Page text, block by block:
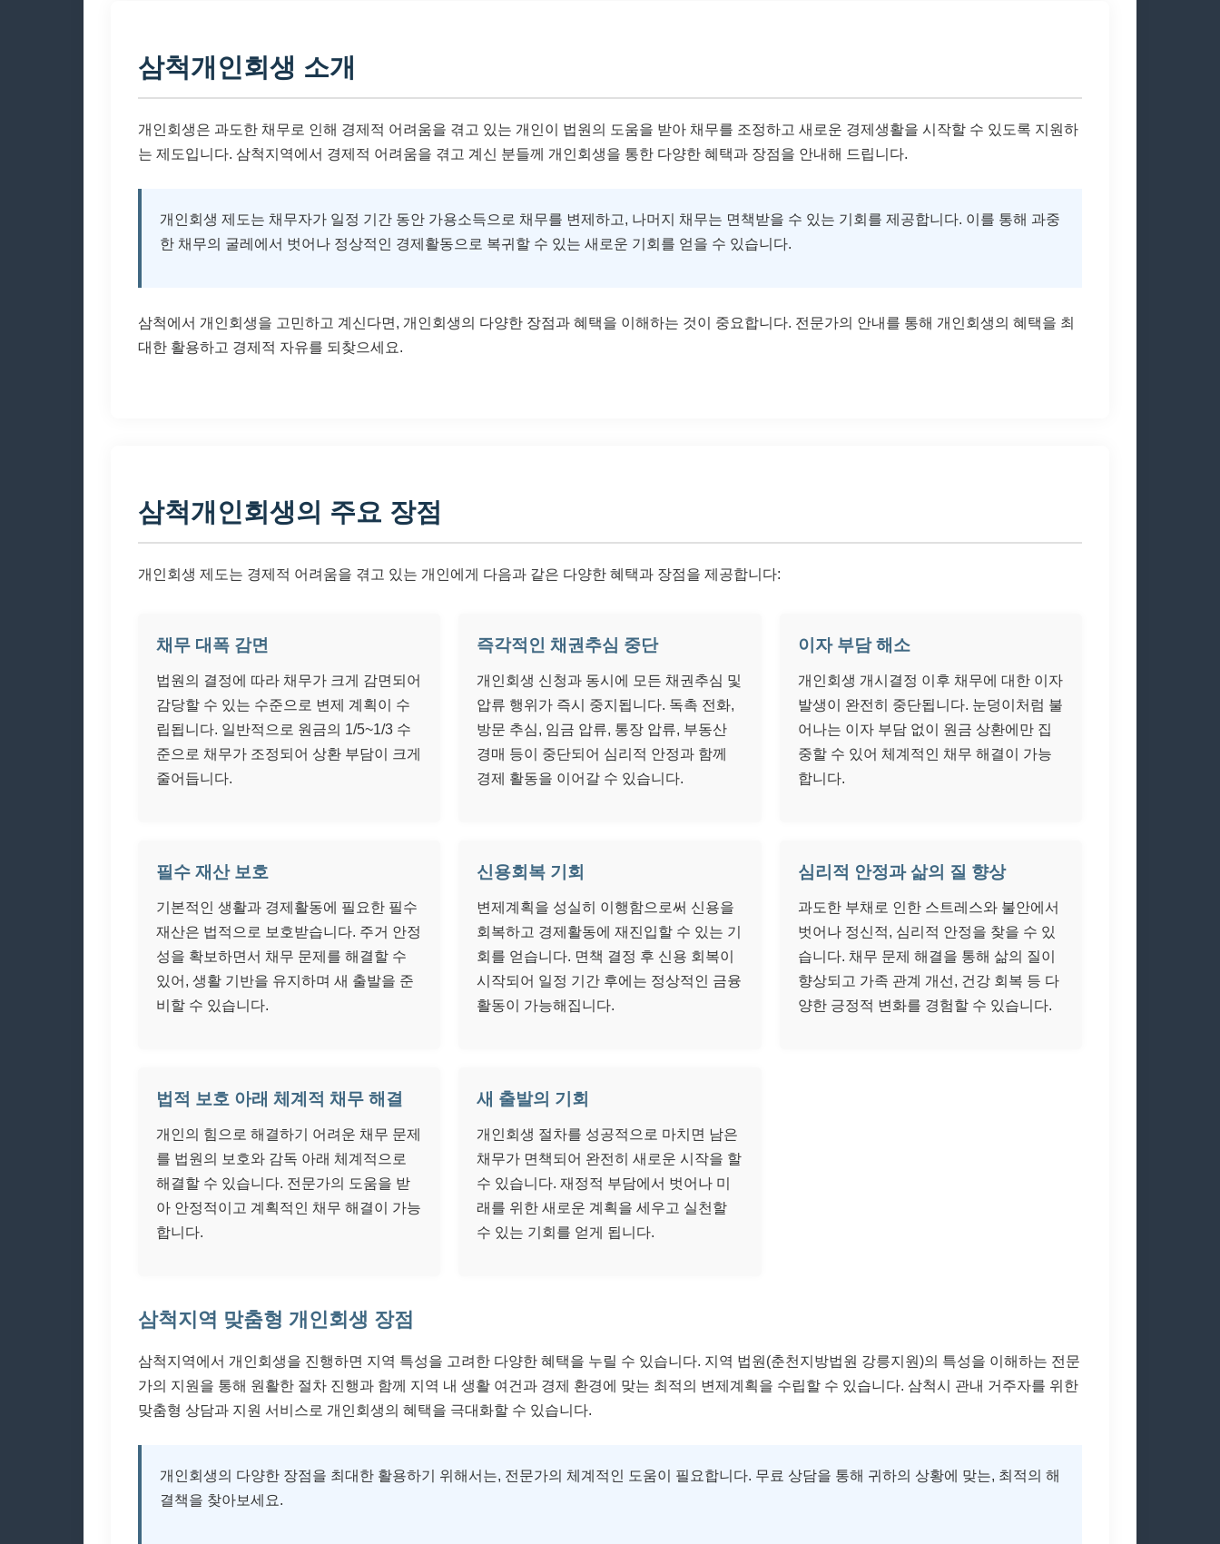
삼척개인회생 소개
개인회생은 과도한 채무로 인해 경제적 어려움을 겪고 있는 개인이 법원의 도움을 받아 채무를 조정하고 새로운 경제생활을 시작할 수 있도록 지원하
는 제도입니다. 삼척지역에서 경제적 어려움을 겪고 계신 분들께 개인회생을 통한 다양한 혜택과 장점을 안내해 드립니다.
개인회생 제도는 채무자가 일정 기간 동안 가용소득으로 채무를 변제하고, 나머지 채무는 면책받을 수 있는 기회를 제공합니다. 이를 통해 과중
한 채무의 굴레에서 벗어나 정상적인 경제활동으로 복귀할 수 있는 새로운 기회를 얻을 수 있습니다.
삼척에서 개인회생을 고민하고 계신다면, 개인회생의 다양한 장점과 혜택을 이해하는 것이 중요합니다. 전문가의 안내를 통해 개인회생의 혜택을 최
대한 활용하고 경제적 자유를 되찾으세요.
삼척개인회생의 주요 장점
개인회생 제도는 경제적 어려움을 겪고 있는 개인에게 다음과 같은 다양한 혜택과 장점을 제공합니다:
채무 대폭 감면
법원의 결정에 따라 채무가 크게 감면되어
감당할 수 있는 수준으로 변제 계획이 수
립됩니다. 일반적으로 원금의 1/5~1/3 수
준으로 채무가 조정되어 상환 부담이 크게
줄어듭니다.
즉각적인 채권추심 중단
개인회생 신청과 동시에 모든 채권추심 및
압류 행위가 즉시 중지됩니다. 독촉 전화,
방문 추심, 임금 압류, 통장 압류, 부동산
경매 등이 중단되어 심리적 안정과 함께
경제 활동을 이어갈 수 있습니다.
이자 부담 해소
개인회생 개시결정 이후 채무에 대한 이자
발생이 완전히 중단됩니다. 눈덩이처럼 불
어나는 이자 부담 없이 원금 상환에만 집
중할 수 있어 체계적인 채무 해결이 가능
합니다.
필수 재산 보호
기본적인 생활과 경제활동에 필요한 필수
재산은 법적으로 보호받습니다. 주거 안정
성을 확보하면서 채무 문제를 해결할 수
있어, 생활 기반을 유지하며 새 출발을 준
비할 수 있습니다.
신용회복 기회
변제계획을 성실히 이행함으로써 신용을
회복하고 경제활동에 재진입할 수 있는 기
회를 얻습니다. 면책 결정 후 신용 회복이
시작되어 일정 기간 후에는 정상적인 금융
활동이 가능해집니다.
심리적 안정과 삶의 질 향상
과도한 부채로 인한 스트레스와 불안에서
벗어나 정신적, 심리적 안정을 찾을 수 있
습니다. 채무 문제 해결을 통해 삶의 질이
향상되고 가족 관계 개선, 건강 회복 등 다
양한 긍정적 변화를 경험할 수 있습니다.
법적 보호 아래 체계적 채무 해결
개인의 힘으로 해결하기 어려운 채무 문제
를 법원의 보호와 감독 아래 체계적으로
해결할 수 있습니다. 전문가의 도움을 받
아 안정적이고 계획적인 채무 해결이 가능
합니다.
새 출발의 기회
개인회생 절차를 성공적으로 마치면 남은
채무가 면책되어 완전히 새로운 시작을 할
수 있습니다. 재정적 부담에서 벗어나 미
래를 위한 새로운 계획을 세우고 실천할
수 있는 기회를 얻게 됩니다.
삼척지역 맞춤형 개인회생 장점
삼척지역에서 개인회생을 진행하면 지역 특성을 고려한 다양한 혜택을 누릴 수 있습니다. 지역 법원(춘천지방법원 강릉지원)의 특성을 이해하는 전문
가의 지원을 통해 원활한 절차 진행과 함께 지역 내 생활 여건과 경제 환경에 맞는 최적의 변제계획을 수립할 수 있습니다. 삼척시 관내 거주자를 위한
맞춤형 상담과 지원 서비스로 개인회생의 혜택을 극대화할 수 있습니다.
개인회생의 다양한 장점을 최대한 활용하기 위해서는, 전문가의 체계적인 도움이 필요합니다. 무료 상담을 통해 귀하의 상황에 맞는, 최적의 해
결책을 찾아보세요.